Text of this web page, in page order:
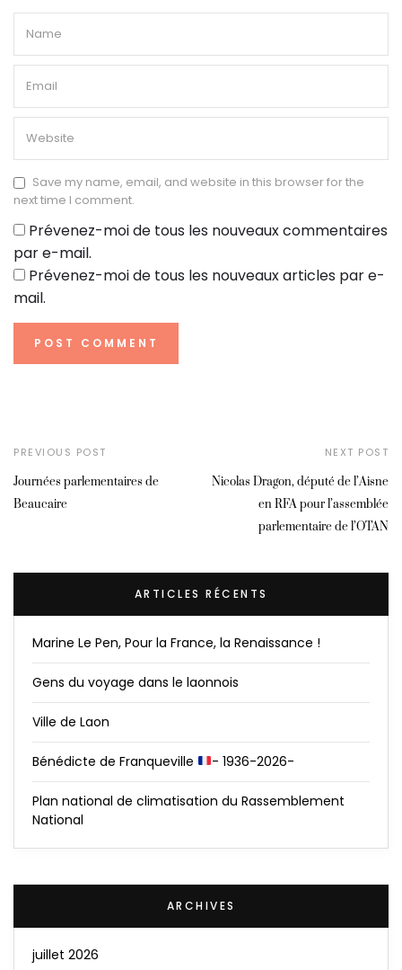
Save my name, email, and website in this browser for the
next time I comment.
Prévenez-moi de tous les nouveaux commentaires
par e-mail.
Prévenez-moi de tous les nouveaux articles par e-
mail.
PREVIOUS POST
Journées parlementaires de
Beaucaire
NEXT POST
Nicolas Dragon, député de l’Aisne
en RFA pour l’assemblée
parlementaire de l’OTAN
ARTICLES RÉCENTS
Marine Le Pen, Pour la France, la Renaissance !
Gens du voyage dans le laonnois
Ville de Laon
Bénédicte de Franqueville - 1936-2026-
Plan national de climatisation du Rassemblement
National
ARCHIVES
juillet 2026